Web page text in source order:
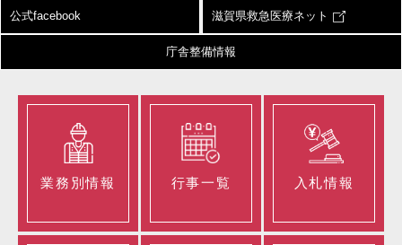
公式facebook 滋賀県救急医療ネット
庁舎整備情報
業務別情報 行事一覧 入札情報